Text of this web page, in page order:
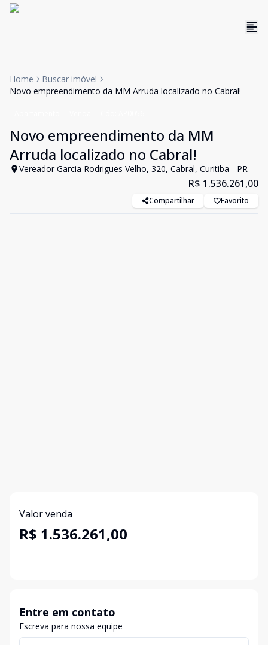
Home
Buscar imóvel
Novo empreendimento da MM Arruda localizado no Cabral!
Novo empreendimento da MM
Arruda localizado no Cabral!
Vereador Garcia Rodrigues Velho, 320, Cabral, Curitiba - PR
R$ 1.536.261,00
Compartilhar Favorito
Valor venda
R$ 1.536.261,00
Entre em contato
Escreva para nossa equipe